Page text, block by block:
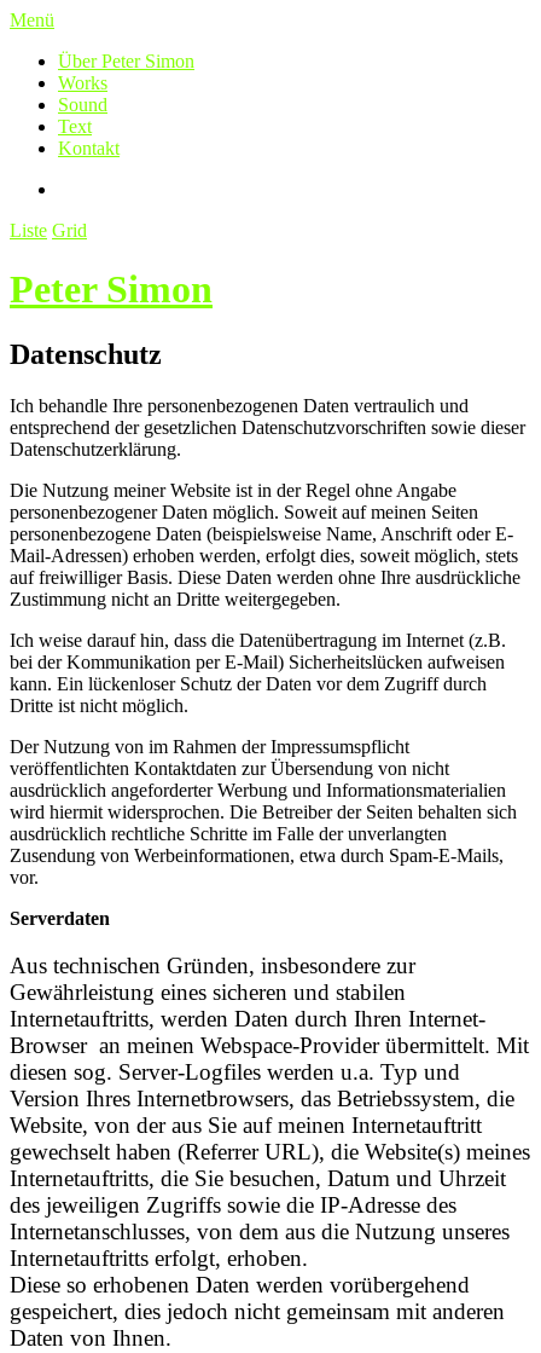
Menü
Über Peter Simon
Works
Sound
Text
Kontakt
Liste Grid
Peter Simon
Datenschutz
Ich behandle Ihre personenbezogenen Daten vertraulich und
entsprechend der gesetzlichen Datenschutzvorschriften sowie dieser
Datenschutzerklärung.
Die Nutzung meiner Website ist in der Regel ohne Angabe
personenbezogener Daten möglich. Soweit auf meinen Seiten
personenbezogene Daten (beispielsweise Name, Anschrift oder E-
Mail-Adressen) erhoben werden, erfolgt dies, soweit möglich, stets
auf freiwilliger Basis. Diese Daten werden ohne Ihre ausdrückliche
Zustimmung nicht an Dritte weitergegeben.
Ich weise darauf hin, dass die Datenübertragung im Internet (z.B.
bei der Kommunikation per E-Mail) Sicherheitslücken aufweisen
kann. Ein lückenloser Schutz der Daten vor dem Zugriff durch
Dritte ist nicht möglich.
Der Nutzung von im Rahmen der Impressumspflicht
veröffentlichten Kontaktdaten zur Übersendung von nicht
ausdrücklich angeforderter Werbung und Informationsmaterialien
wird hiermit widersprochen. Die Betreiber der Seiten behalten sich
ausdrücklich rechtliche Schritte im Falle der unverlangten
Zusendung von Werbeinformationen, etwa durch Spam-E-Mails,
vor.
Serverdaten
Aus technischen Gründen, insbesondere zur
Gewährleistung eines sicheren und stabilen
Internetauftritts, werden Daten durch Ihren Internet-
Browser an meinen Webspace-Provider übermittelt. Mit
diesen sog. Server-Logfiles werden u.a. Typ und
Version Ihres Internetbrowsers, das Betriebssystem, die
Website, von der aus Sie auf meinen Internetauftritt
gewechselt haben (Referrer URL), die Website(s) meines
Internetauftritts, die Sie besuchen, Datum und Uhrzeit
des jeweiligen Zugriffs sowie die IP-Adresse des
Internetanschlusses, von dem aus die Nutzung unseres
Internetauftritts erfolgt, erhoben.
Diese so erhobenen Daten werden vorübergehend
gespeichert, dies jedoch nicht gemeinsam mit anderen
Daten von Ihnen.